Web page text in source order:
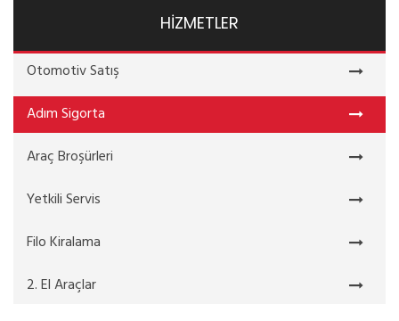
HİZMETLER
Otomotiv Satış
Adım Sigorta
Araç Broşürleri
Yetkili Servis
Filo Kiralama
2. El Araçlar